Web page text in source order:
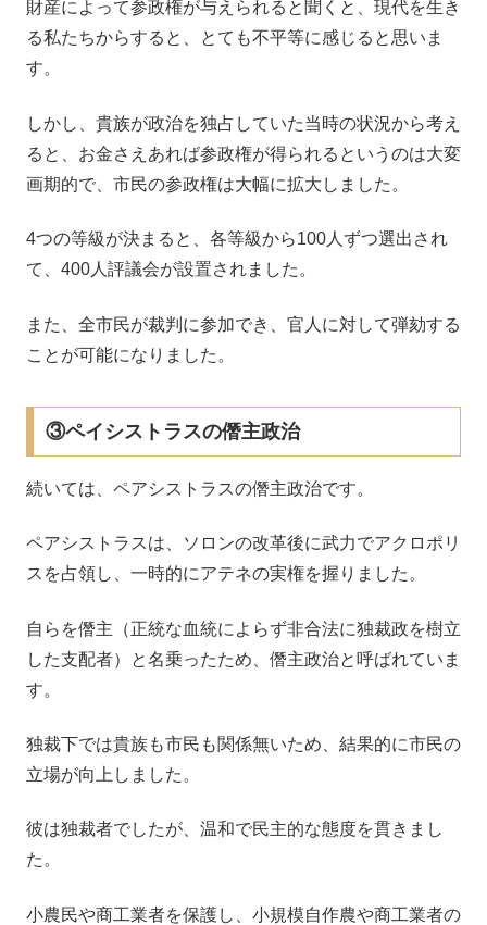
財産によって参政権が与えられると聞くと、現代を生き
る私たちからすると、とても不平等に感じると思いま
す。
しかし、貴族が政治を独占していた当時の状況から考え
ると、お金さえあれば参政権が得られるというのは大変
画期的で、市民の参政権は大幅に拡大しました。
4つの等級が決まると、各等級から100人ずつ選出され
て、400人評議会が設置されました。
また、全市民が裁判に参加でき、官人に対して弾劾する
ことが可能になりました。
③ペイシストラスの僭主政治
続いては、ペアシストラスの僭主政治です。
ペアシストラスは、ソロンの改革後に武力でアクロポリ
スを占領し、一時的にアテネの実権を握りました。
自らを僭主（正統な血統によらず非合法に独裁政を樹立
した支配者）と名乗ったため、僭主政治と呼ばれていま
す。
独裁下では貴族も市民も関係無いため、結果的に市民の
立場が向上しました。
彼は独裁者でしたが、温和で民主的な態度を貫きまし
た。
小農民や商工業者を保護し、小規模自作農や商工業者の